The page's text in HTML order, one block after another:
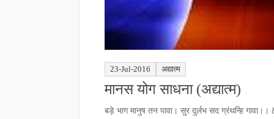
23-Jul-2016 अद्यात्म
मानस योग साधना (अद्यात्म)
बड़े भाग मानुष तन पावा। सुर दुर्लभ सद ग्रंथन्हि गावा।।